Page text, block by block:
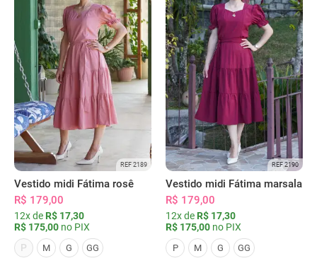
REF 2189
Vestido midi Fátima rosê
R$ 179,00
12x de R$ 17,30
R$ 175,00 no PIX
P
M G GG
REF 2190
Vestido midi Fátima marsala
R$ 179,00
12x de R$ 17,30
R$ 175,00 no PIX
P M G GG